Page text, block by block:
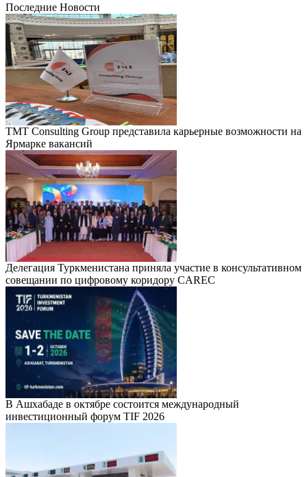
Последние Новости
TMT Consulting Group представила карьерные возможности на
Ярмарке вакансий
Делегация Туркменистана приняла участие в консультативном
совещании по цифровому коридору CAREC
В Ашхабаде в октябре состоится международный
инвестиционный форум TIF 2026